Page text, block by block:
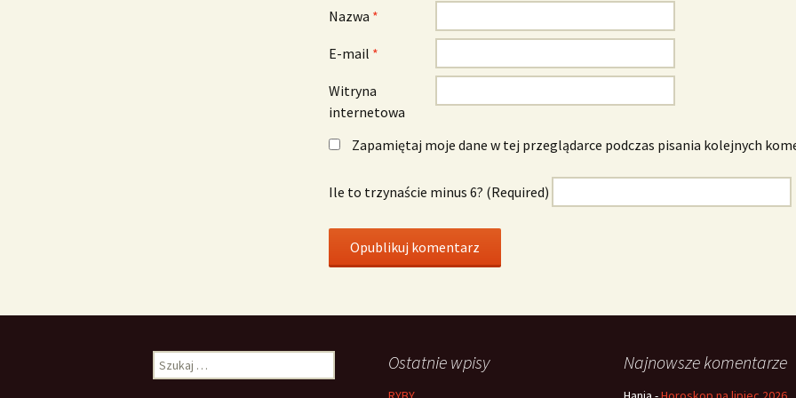
Nazwa *
E-mail *
Witryna
internetowa
Zapamiętaj moje dane w tej przeglądarce podczas pisania kolejnych
Ile to trzynaście minus 6? (Required)
Szukaj: Ostatnie wpisy Najnowsze komentarze